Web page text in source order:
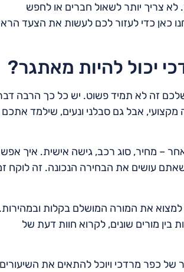
לא צריך יותר לשאול חברים או לחפש
כאן כדי לעזור לכם לעשות את הצעד
יכול להיות מאתגר?
שלכם זה לא תמיד פשוט. יש כל כך הרבה
מקצועי, אבל גם סבלני ונעים, שילמד
– מחיר, סוג רכב, גישה אישית. איך
עושים את הבחירה הנכונה. זה לוקח
את המורה המושלם בקלות ובמהירות.
מורים שונים, לקרוא חוות דעת של
של כפר מרדכי ויוכל להתאים את השיעורים